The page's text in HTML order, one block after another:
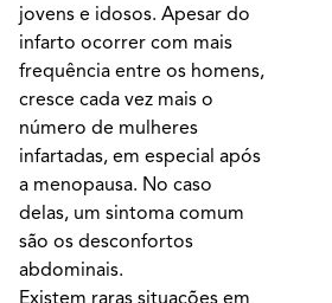
jovens e idosos. Apesar do
infarto ocorrer com mais
frequência entre os homens,
cresce cada vez mais o
número de mulheres
infartadas, em especial após
a menopausa. No caso
delas, um sintoma comum
são os desconfortos
abdominais.